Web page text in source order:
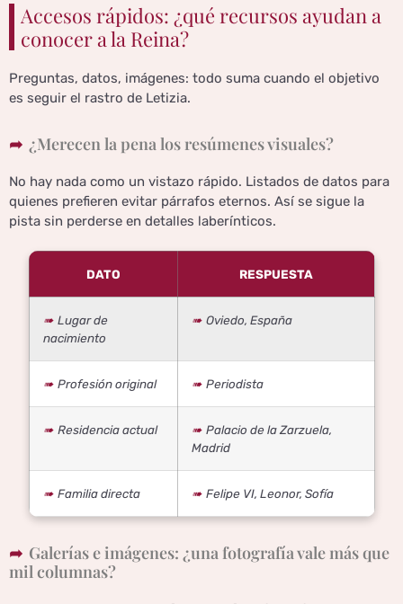
Accesos rápidos: ¿qué recursos ayudan a
conocer a la Reina?
Preguntas, datos, imágenes: todo suma cuando el objetivo
es seguir el rastro de Letizia.
¿Merecen la pena los resúmenes visuales?
No hay nada como un vistazo rápido. Listados de datos para
quienes prefieren evitar párrafos eternos. Así se sigue la
pista sin perderse en detalles laberínticos.
DATO RESPUESTA
Lugar de
nacimiento
Oviedo, España
Profesión original Periodista
Residencia actual
Palacio de la Zarzuela,
Madrid
Familia directa Felipe VI, Leonor, Sofía
Galerías e imágenes: ¿una fotografía vale más que
mil columnas?